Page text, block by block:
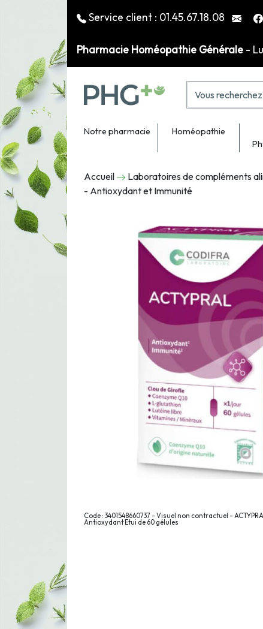
Service client : 01.45.67.18.08
Pharmacie Homéopathie Générale -
Notre pharmacie Homéopathie
Accueil Laboratoires de compléments
- Antioxydant et Immunité
Code : 3401548660737 - Visuel non contractuel -
Antioxydant Etui de 60 gélules